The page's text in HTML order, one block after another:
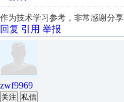
作为技术学习参考，非常感谢分享
回复 引用 举报
zwf9969
关注 私信